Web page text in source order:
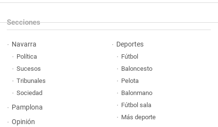
Secciones
Navarra
Política
Sucesos
Tribunales
Sociedad
Pamplona
Opinión
Deportes
Fútbol
Baloncesto
Pelota
Balonmano
Fútbol sala
Más deporte